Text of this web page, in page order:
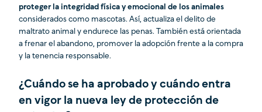
proteger la integridad física y emocional de los animales
considerados como mascotas. Así, actualiza el delito de
maltrato animal y endurece las penas. También está orientada
a frenar el abandono, promover la adopción frente a la compra
y la tenencia responsable.
¿Cuándo se ha aprobado y cuándo entra
en vigor la nueva ley de protección de